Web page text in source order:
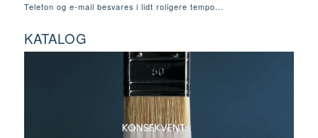
Telefon og e-mail besvares i lidt roligere tempo...
KATALOG